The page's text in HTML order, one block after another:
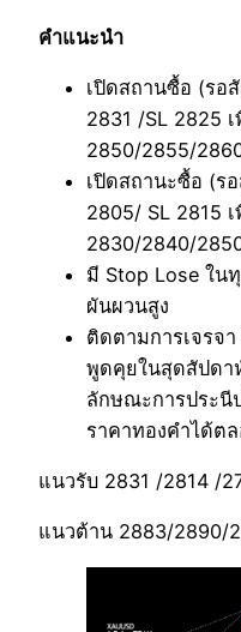
คำแนะนำ
เปิดสถานซื้อ (ร
2831 /SL 2825
2850/2855/
เปิดสถานะซื้อ (
2805/ SL 2815
2830/2840/
มี Stop Lose ใน
ผันผวนสูง
ติดตามการเจรจ
พูดคุยในสุดสัปดา
ลักษณะการประนี
ราคาทองคำได้ต
แนวรับ 2831 /2814 /
แนวต้าน 2883/2890/